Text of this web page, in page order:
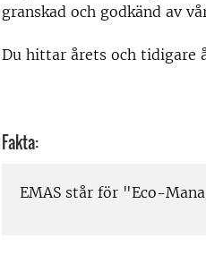
granskad och godkänd av
Du hittar årets och tidigare
Fakta:
EMAS står för "Eco-